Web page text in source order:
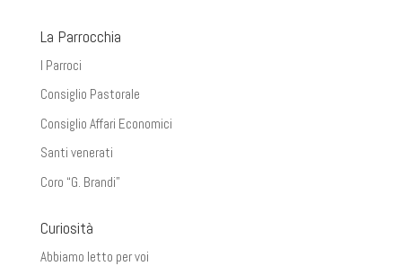
La Parrocchia
I Parroci
Consiglio Pastorale
Consiglio Affari Economici
Santi venerati
Coro “G. Brandi”
Curiosità
Abbiamo letto per voi